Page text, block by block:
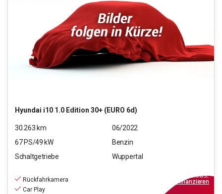
Hyundai i10 1.0 Edition 30+ (EURO 6d)
30.263 km
06/2022
67PS/49 kW
Benzin
Schaltgetriebe
Wuppertal
Rückfahrkamera
Car Play
inkl.MwSt.
finanzieren